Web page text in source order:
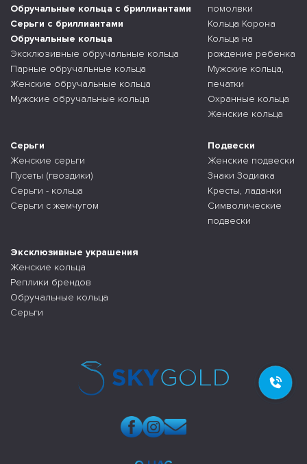
Обручальные кольца с бриллиантами
Серьги с бриллиантами
Обручальные кольца
Эксклюзивные обручальные кольца
Парные обручальные кольца
Женские обручальные кольца
Мужские обручальные кольца
помолвки
Кольца Корона
Кольца на
рождение ребенка
Мужские кольца,
печатки
Охранные кольца
Женские кольца
Серьги
Женские серьги
Пусеты (гвоздики)
Серьги - кольца
Серьги с жемчугом
Подвески
Женские подвески
Знаки Зодиака
Кресты, ладанки
Символические
подвески
Эксклюзивные украшения
Женские кольца
Реплики брендов
Обручальные кольца
Серьги